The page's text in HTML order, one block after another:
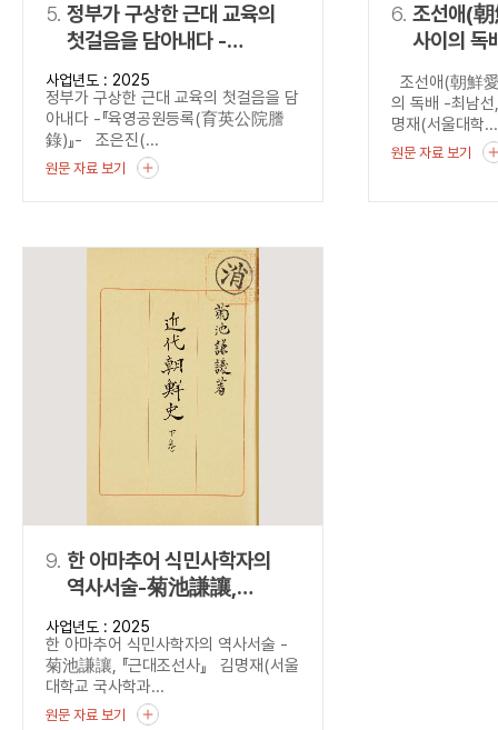
5. 정부가 구상한 근대 교육의
첫걸음을 담아내다 -
『육영공원등록
(育英公院謄錄)』-
사업년도 : 2025
정부가 구상한 근대 교육의 첫걸음을 담
아내다 -『육영공원등록(育英公院謄
錄)』- 조은진(...
원문 자료 보기
6. 조선애(
사이의 독배 -최
『國民
조선애(朝鮮
의 독배 -최남
명재(서울대학...
원문 자료 보기
9. 한 아마추어 식민사학자의
역사서술-菊池謙讓,
『근대조선사』
사업년도 : 2025
한 아마추어 식민사학자의 역사서술 -
菊池謙讓, 『근대조선사』 김명재(서울
대학교 국사학과...
원문 자료 보기